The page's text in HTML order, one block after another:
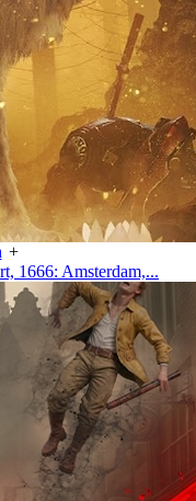
+
1666: Amsterdam,...